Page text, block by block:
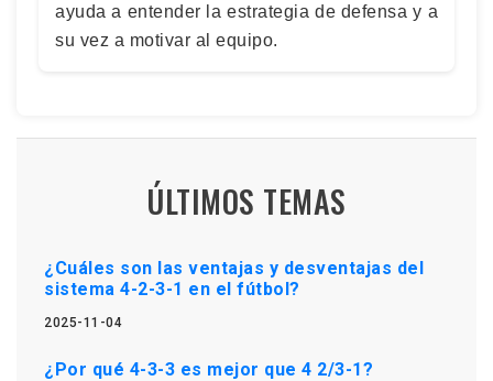
ayuda a entender la estrategia de defensa y a
su vez a motivar al equipo.
ÚLTIMOS TEMAS
¿Cuáles son las ventajas y desventajas del
sistema 4-2-3-1 en el fútbol?
2025-11-04
¿Por qué 4-3-3 es mejor que 4 2/3-1?